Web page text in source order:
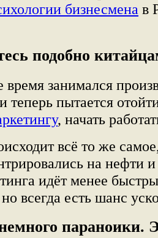
бизнесмена в
подобно
время занимался
теперь пытается
, начать
всё то же
на нефти и
идёт менее
всегда есть шанс
параноики.